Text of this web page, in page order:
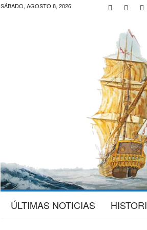
SÁBADO, AGOSTO 8, 2026
G
ÚLTIMAS NOTICIAS